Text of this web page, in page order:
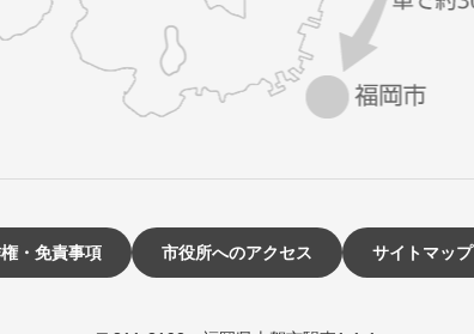
・免責事項 市役所へのアクセス サイトマップ